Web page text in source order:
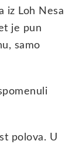
iz Loh Nesa
je pun
samo
polova. U